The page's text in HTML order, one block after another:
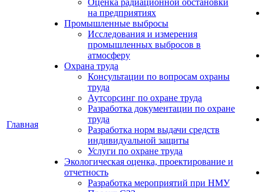
Главная
Оценка радиационной обстановки
на предприятиях
Промышленные выбросы
Исследования и измерения
промышленных выбросов в
атмосферу
Охрана труда
Консультации по вопросам охраны
труда
Аутсорсинг по охране труда
Разработка документации по охране
труда
Разработка норм выдачи средств
индивидуальной защиты
Услуги по охране труда
Экологическая оценка, проектирование и
отчетность
Разработка мероприятий при НМУ